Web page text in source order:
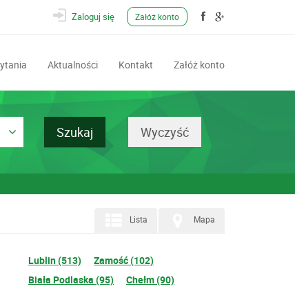
Zaloguj się Załóż konto
Aktualności Kontakt Załóż konto
Mapa
Lista
Lublin (513)
Zamość (102)
Biała Podlaska (95)
Chełm (90)